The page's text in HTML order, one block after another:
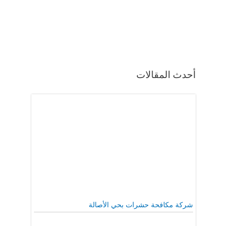
أحدث المقالات
شركة مكافحة حشرات بحي الأصالة